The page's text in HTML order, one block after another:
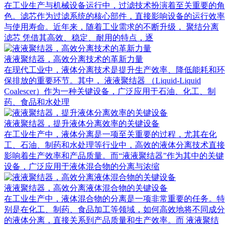
在工业生产与机械设备运行中，过滤技术扮演着至关重要的角
色。滤芯作为过滤系统的核心部件，直接影响设备的运行效率
与使用寿命。近年来，随着工业需求的不断升级， 聚结分离
滤芯 凭借其高效、稳定、耐用的特点，逐
液液聚结器，高效分离技术的革新力量
在现代工业中，液体分离技术是提升生产效率、降低能耗和环
保排放的重要环节。其中， 液液聚结器 （Liquid-Liquid
Coalescer）作为一种关键设备，广泛应用于石油、化工、制
药、食品和水处理
液液聚结器，提升液体分离效率的关键设备
在工业生产中，液体分离是一项至关重要的过程，尤其在化
工、石油、制药和水处理等行业中，高效的液体分离技术直接
影响着生产效率和产品质量。而“液液聚结器”作为其中的关键
设备，广泛应用于液体混合物的分离与浓缩
液液聚结器，高效分离液体混合物的关键设备
在工业生产中，液体混合物的分离是一项非常重要的任务。特
别是在化工、制药、食品加工等领域，如何高效地将不同成分
的液体分离，直接关系到产品质量和生产效率。而 液液聚结